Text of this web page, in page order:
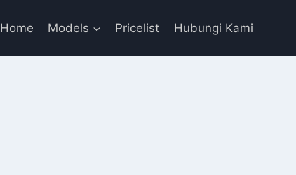
Home Models Pricelist Hubungi Kami